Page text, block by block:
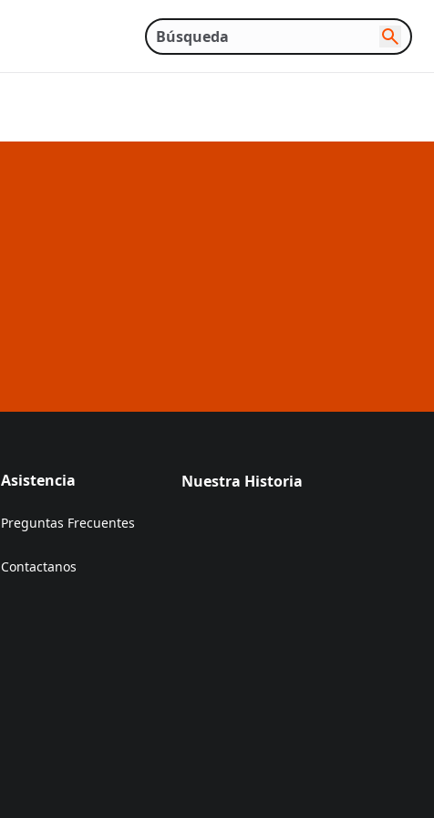
Asistencia
Preguntas Frecuentes
Contactanos
(Opens in a new tab)
Nuestra Historia